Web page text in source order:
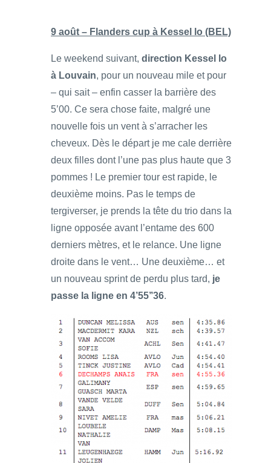
9 août – Flanders cup à Kessel lo (BEL)
Le weekend suivant, direction Kessel lo
à Louvain, pour un nouveau mile et pour
– qui sait – enfin casser la barrière des
5’00. Ce sera chose faite, malgré une
nouvelle fois un vent à s’arracher les
cheveux. Dès le départ je me cale derrière
deux filles dont l’une pas plus haute que 3
pommes ! Le premier tour est rapide, le
deuxième moins. Pas le temps de
tergiverser, je prends la tête du trio dans la
ligne opposée avant l’entame des 600
derniers mètres, et le relance. Une ligne
droite dans le vent… Une deuxième… et
un nouveau sprint de perdu plus tard, je
passe la ligne en 4’55’’36.